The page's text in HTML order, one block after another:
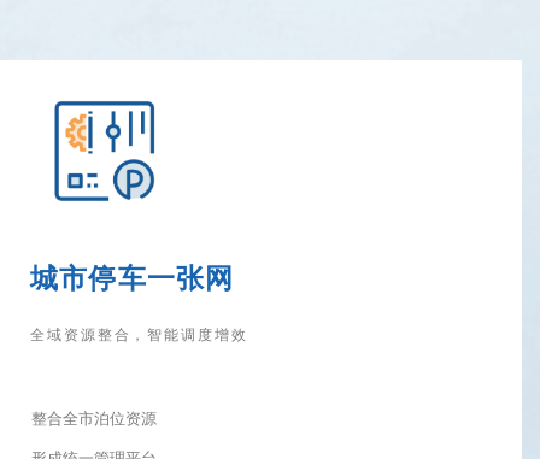
城市停车一张网
全域资源整合，智能调度增效
整合全市泊位资源